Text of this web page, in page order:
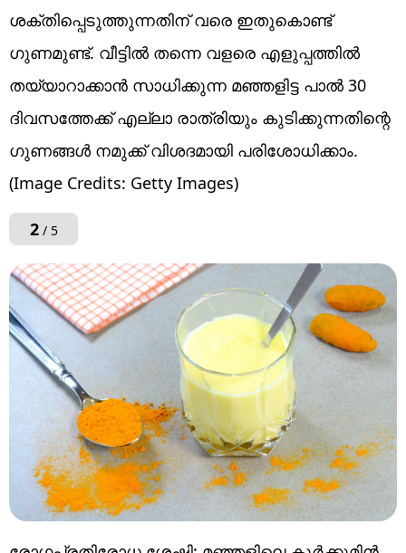
ശക്തിപ്പെടുത്തുന്നതിന് വരെ ഇതുകൊണ്ട് ​
ഗുണമുണ്ട്. വീട്ടിൽ തന്നെ വളരെ എളുപ്പത്തിൽ
തയ്യാറാക്കാൻ സാധിക്കുന്ന മഞ്ഞളിട്ട പാൽ 30
ദിവസത്തേക്ക് എല്ലാ രാത്രിയും കുടിക്കുന്നതിന്റെ
ഗുണങ്ങൾ നമുക്ക് വിശദമായി പരിശോധിക്കാം.
(Image Credits: Getty Images)
2/ 5